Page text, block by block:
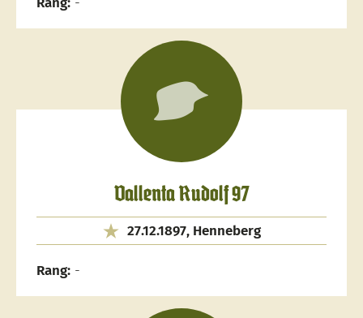
Vallenta Rudolf 97
27.12.1897, Henneberg
Rang: -